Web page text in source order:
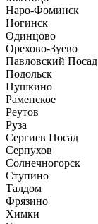
Наро-Фоминск
Ногинск
Одинцово
Орехово-Зуево
Павловский Посад
Подольск
Пушкино
Раменское
Реутов
Руза
Сергиев Посад
Серпухов
Солнечногорск
Ступино
Талдом
Фрязино
Химки